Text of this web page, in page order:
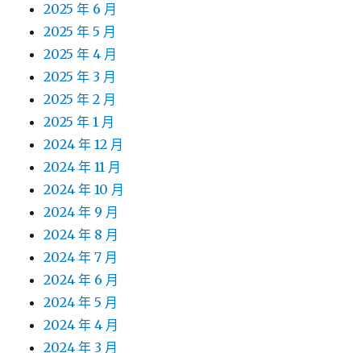
2025 年 6 月
2025 年 5 月
2025 年 4 月
2025 年 3 月
2025 年 2 月
2025 年 1 月
2024 年 12 月
2024 年 11 月
2024 年 10 月
2024 年 9 月
2024 年 8 月
2024 年 7 月
2024 年 6 月
2024 年 5 月
2024 年 4 月
2024 年 3 月